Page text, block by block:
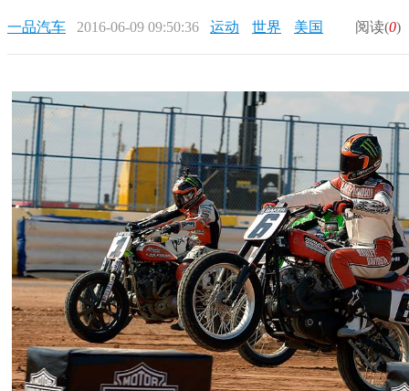
一品汽车 2016-06-09 09:50:36 运动 世界 美国 阅读(0)